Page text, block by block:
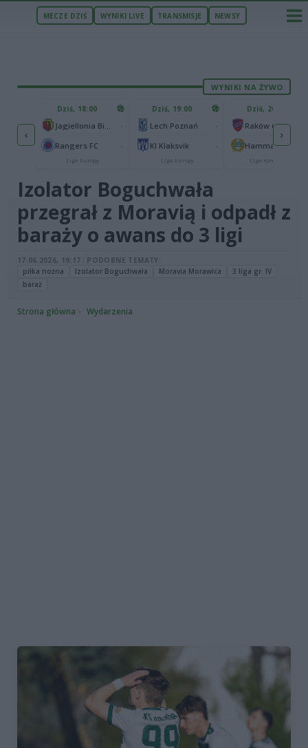
MECZE DZIŚ WYNIKI LIVE TRANSMISJE NEWSY
WYNIKI NA ŻYWO
‹
1
0
Dziś, 18:00
Rangers FC
Liga Europy
Dziś, 19:00
Lech Poznań
KI Klaksvik
Liga Europy
Dziś, 20:00
Hammarby IF
Liga Konferencji
›
Izolator Boguchwała
przegrał z Moravią i odpadł z
baraży o awans do 3 ligi
17.06.2026, 19:17
PODOBNE TEMATY:
piłka nożna
Izolator Boguchwała Moravia Morawica
3 liga gr. IV
baraż
Strona główna Wydarzenia